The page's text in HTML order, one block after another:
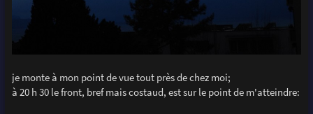
je monte à mon point de vue tout près de chez moi;
à 20 h 30 le front, bref mais costaud, est sur le point de m'atteindre: